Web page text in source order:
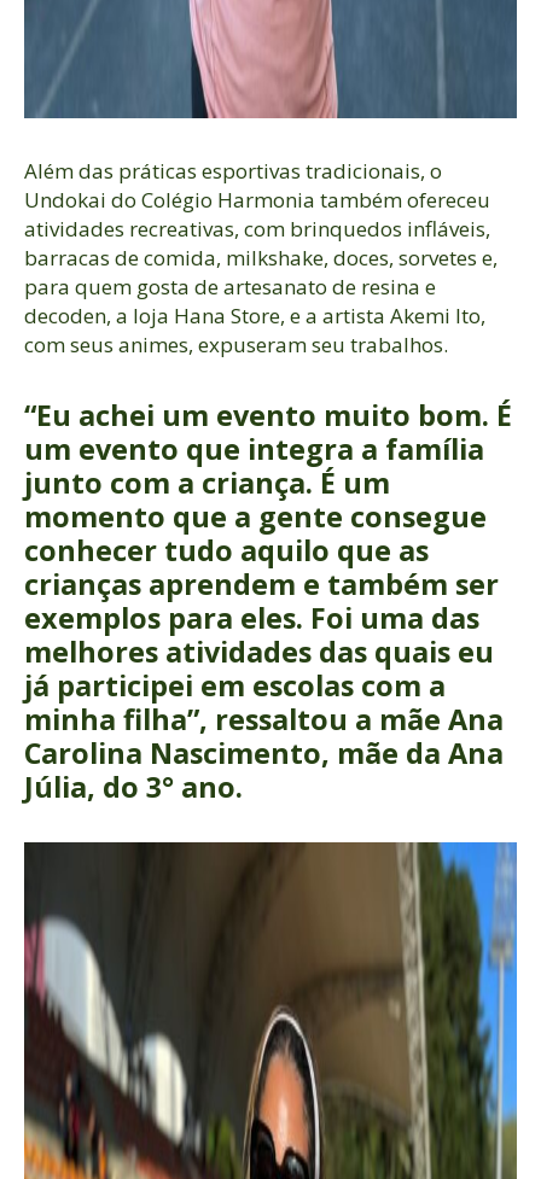
Além das práticas esportivas tradicionais, o
Undokai do Colégio Harmonia também ofereceu
atividades recreativas, com brinquedos infláveis,
barracas de comida, milkshake, doces, sorvetes e,
para quem gosta de artesanato de resina e
decoden, a loja Hana Store, e a artista Akemi Ito,
com seus animes, expuseram seu trabalhos.
“Eu achei um evento muito bom. É
um evento que integra a família
junto com a criança. É um
momento que a gente consegue
conhecer tudo aquilo que as
crianças aprendem e também ser
exemplos para eles. Foi uma das
melhores atividades das quais eu
já participei em escolas com a
minha filha”, ressaltou a mãe Ana
Carolina Nascimento, mãe da Ana
Júlia, do 3° ano.